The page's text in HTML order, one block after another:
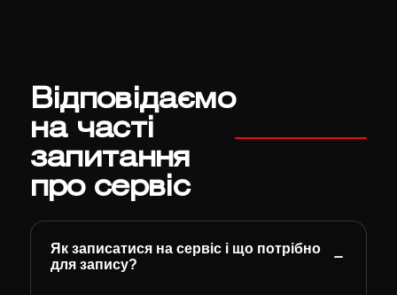
Відповідаємо
на часті
запитання
про сервіс
Як записатися на сервіс і що потрібно
для запису?